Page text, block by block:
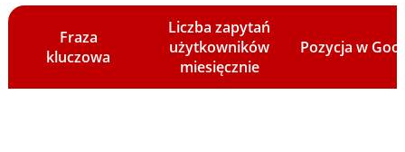
Fraza
kluczowa
Liczba zapytań
użytkowników
miesięcznie
Pozycja w